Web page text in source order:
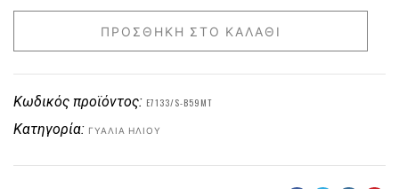
ΠΡΟΣΘΉΚΗ ΣΤΟ ΚΑΛΆΘΙ
Κωδικός προϊόντος: E7133/S-B59MT
Κατηγορία: ΓΥΑΛΙΆ ΗΛΊΟΥ